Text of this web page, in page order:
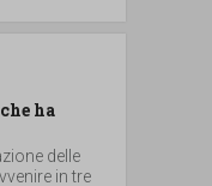
ha
delle
in tre